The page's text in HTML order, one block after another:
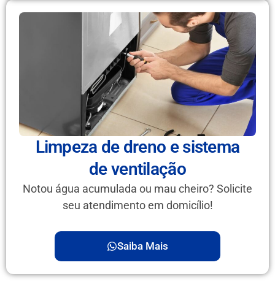
Limpeza de dreno e sistema
de ventilação
Notou água acumulada ou mau cheiro? Solicite
seu atendimento em domicílio!
Saiba Mais